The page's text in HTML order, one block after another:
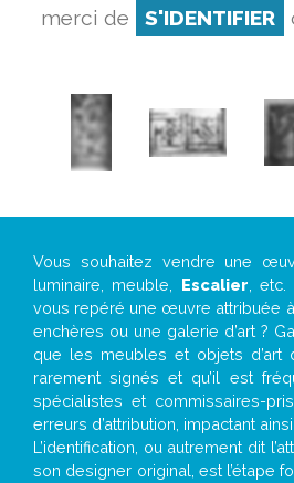
merci de
S'IDENTIFIER
Vous souhaitez vendre une
luminaire, meuble, Escalier ,
vous repéré une œuvre attribuée à
enchères ou une galerie d’art ?
que les meubles et objets d’art
rarement signés et qu’il est
spécialistes et commissaires-
erreurs d’attribution, impactant
L’identification, ou autrement dit
son designer original, est l’étape